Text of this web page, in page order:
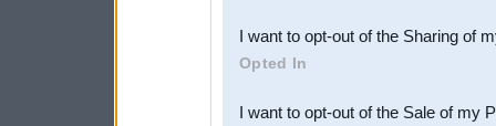
Downstream Participants
third parties.
I want to opt-out of the Sharing of
Opted In
I want to opt-out of the Sale of my